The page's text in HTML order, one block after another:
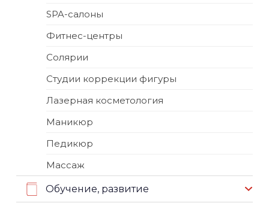
SPA-салоны
Фитнес-центры
Солярии
Студии коррекции фигуры
Лазерная косметология
Маникюр
Педикюр
Массаж
Обучение, развитие